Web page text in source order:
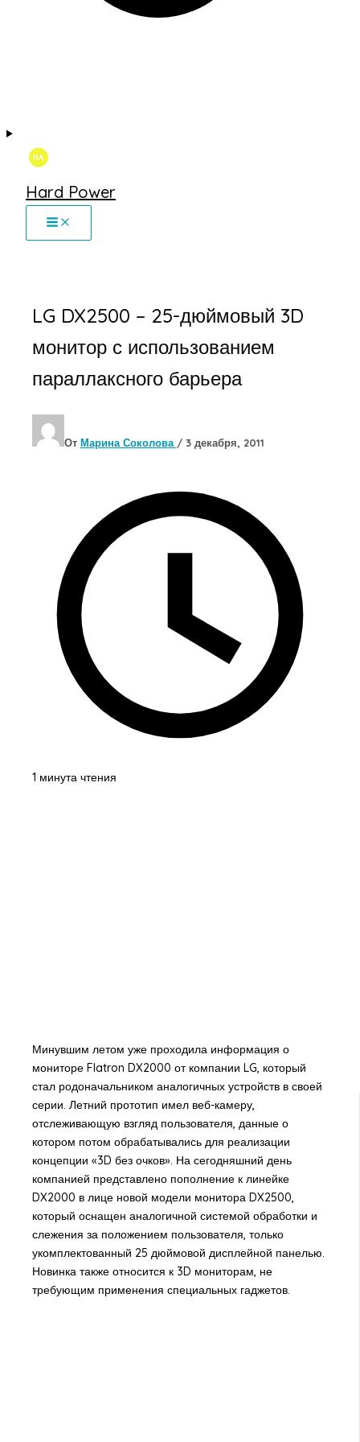
Hard Power
LG DX2500 – 25-дюймовый 3D
монитор с использованием
параллаксного барьера
От Марина Соколова / 3 декабря, 2011
1 минута чтения
Минувшим летом уже проходила информация о
мониторе Flatron DX2000 от компании LG, который
стал родоначальником аналогичных устройств в своей
серии. Летний прототип имел веб-камеру,
отслеживающую взгляд пользователя, данные о
котором потом обрабатывались для реализации
концепции «3D без очков». На сегодняшний день
компанией представлено пополнение к линейке
DX2000 в лице новой модели монитора DX2500,
который оснащен аналогичной системой обработки и
слежения за положением пользователя, только
укомплектованный 25 дюймовой дисплейной панелью.
Новинка также относится к 3D мониторам, не
требующим применения специальных гаджетов.